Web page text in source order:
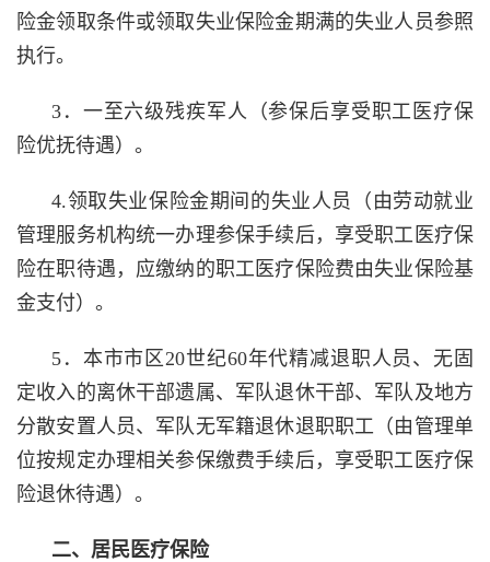
险金领取条件或领取失业保险金期满的失业人员参照
执行。
3．一至六级残疾军人 （参保后享受职工医疗保
险优抚待遇） 。
4.领取失业保险金期间的失业人员（由劳动就业
管理服务机构统一办理参保手续后，享受职工医疗保
险在职待遇，应缴纳的职工医疗保险费由失业保险基
金支付）。
5．本市市区20世纪60年代精减退职人员、无固
定收入的离休干部遗属、军队退休干部、 军队及地方
分散安置人员、 军队无军籍退休退职职工（由管理单
位按规定办理相关参保缴费手续后，享受职工医疗保
险退休待遇）。
二、居民医疗保险